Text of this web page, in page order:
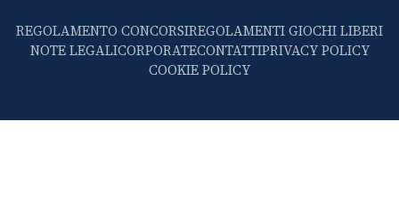
REGOLAMENTO CONCORSIREGOLAMENTI GIOCHI LIBERI
NOTE LEGALICORPORATECONTATTIPRIVACY POLICY
COOKIE POLICY